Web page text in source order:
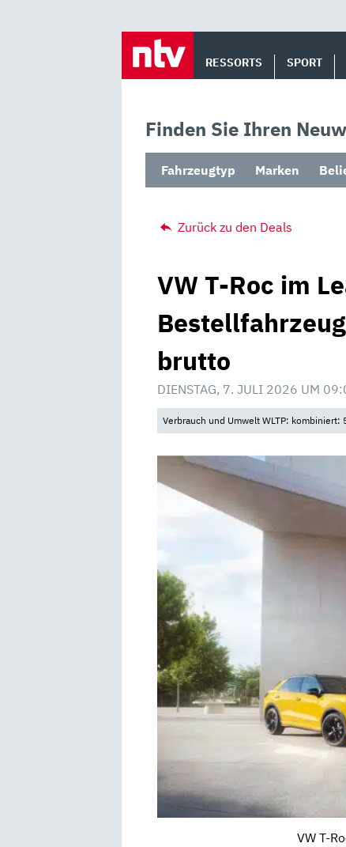
RESSORTS SPORT
Finden Sie Ihren
Fahrzeugtyp Marken
Zurück zu den Deals
VW T-Roc im
brutto
DIENSTAG, 7. JULI 2026 UM
Verbrauch und Umwelt WLTP:
VW T-